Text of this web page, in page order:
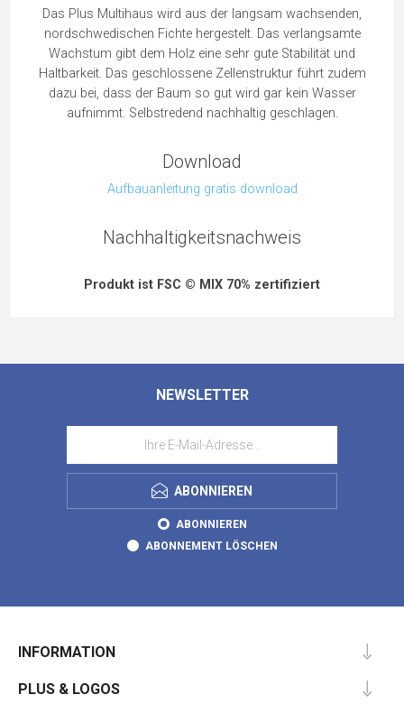
Das Plus Multihaus wird aus der langsam wachsenden,
nordschwedischen Fichte hergestelt. Das verlangsamte
Wachstum gibt dem Holz eine sehr gute Stabilität und
Haltbarkeit. Das geschlossene Zellenstruktur führt zudem
dazu bei, dass der Baum so gut wird gar kein Wasser
aufnimmt. Selbstredend nachhaltig geschlagen.
Download
Aufbauanleitung gratis download
Nachhaltigkeitsnachweis
Produkt ist FSC © MIX 70% zertifiziert
NEWSLETTER
ABONNIEREN
ABONNIEREN
ABONNEMENT LÖSCHEN
INFORMATION
PLUS & LOGOS